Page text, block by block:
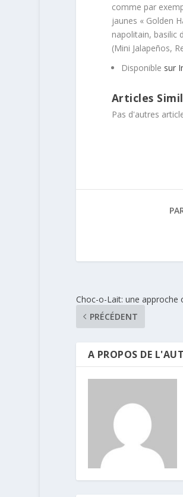
comme par
jaunes « Golden
napolitain, basilic
(Mini Jalapeños,
Disponible sur
Articles
Pas d'autres
Choc-o-Lait: une approche
PRÉCÉDENT
A PROPOS DE